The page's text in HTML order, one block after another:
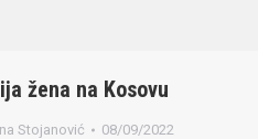
žena na Kosovu
Stojanović 08/09/2022